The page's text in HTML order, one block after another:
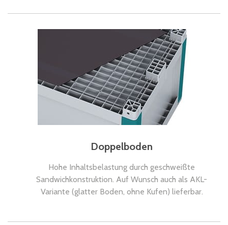
Doppelboden
Hohe Inhaltsbelastung durch geschweißte
Sandwichkonstruktion. Auf Wunsch auch als AKL-
Variante (glatter Boden, ohne Kufen) lieferbar.